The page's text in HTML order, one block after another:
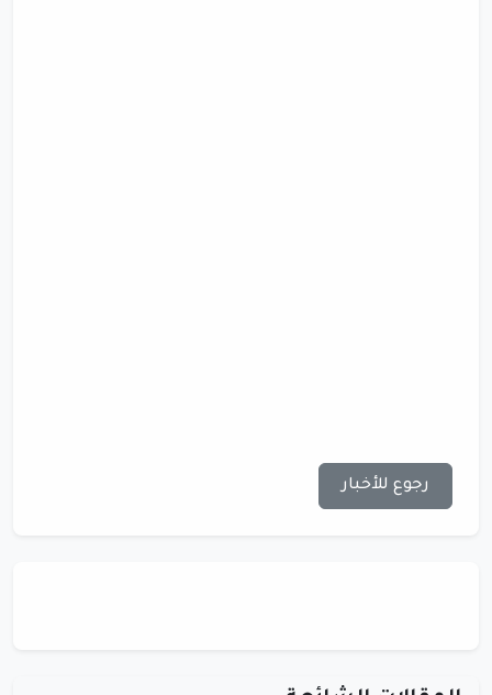
رجوع للأخبار